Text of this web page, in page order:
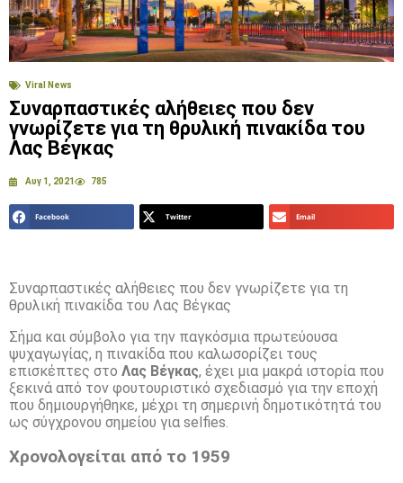
Viral News
Συναρπαστικές αλήθειες που δεν
γνωρίζετε για τη θρυλική πινακίδα του
Λας Βέγκας
Αυγ 1, 2021 785
Facebook Twitter Email
Συναρπαστικές αλήθειες που δεν γνωρίζετε για τη
θρυλική πινακίδα του Λας Βέγκας
Σήμα και σύμβολο για την παγκόσμια πρωτεύουσα
ψυχαγωγίας, η πινακίδα που καλωσορίζει τους
επισκέπτες στο Λας Βέγκας, έχει μια μακρά ιστορία που
ξεκινά από τον φουτουριστικό σχεδιασμό για την εποχή
που δημιουργήθηκε, μέχρι τη σημερινή δημοτικότητά του
ως σύγχρονου σημείου για selfies.
Χρονολογείται από το 1959